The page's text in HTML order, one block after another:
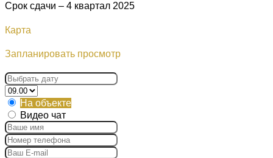
Срок сдачи – 4 квартал 2025
Карта
Запланировать просмотр
На объекте
Видео чат